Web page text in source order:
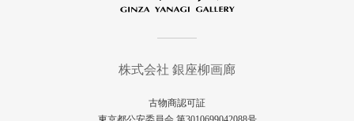
株式会社 銀座柳画廊
古物商認可証